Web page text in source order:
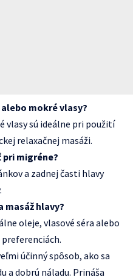
mokré vlasy?
vlasy sú ideálne pri použití
relaxačnej masáži.
pri migréne?
a zadnej časti hlavy
masáž hlavy?
oleje, vlasové séra alebo
účinný spôsob, ako sa
a dobrú náladu. Prináša